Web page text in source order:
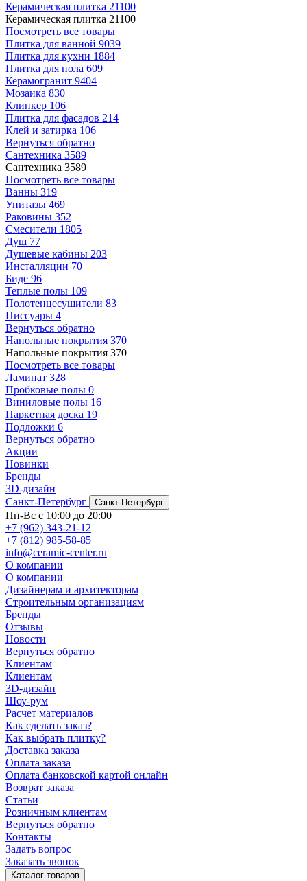
Керамическая плитка 21100
Керамическая плитка 21100
Посмотреть все товары
Плитка для ванной 9039
Плитка для кухни 1884
Плитка для пола 609
Керамогранит 9404
Мозаика 830
Клинкер 106
Плитка для фасадов 214
Клей и затирка 106
Вернуться обратно
Сантехника 3589
Сантехника 3589
Посмотреть все товары
Ванны 319
Унитазы 469
Раковины 352
Смесители 1805
Душ 77
Душевые кабины 203
Инсталляции 70
Биде 96
Теплые полы 109
Полотенцесушители 83
Писсуары 4
Вернуться обратно
Напольные покрытия 370
Напольные покрытия 370
Посмотреть все товары
Ламинат 328
Пробковые полы 0
Виниловые полы 16
Паркетная доска 19
Подложки 6
Вернуться обратно
Акции
Новинки
Бренды
3D-дизайн
Санкт-Петербург
Санкт-Петербург
Пн-Вс с 10:00 до 20:00
+7 (962) 343-21-12
+7 (812) 985-58-85
info@ceramic-center.ru
О компании
О компании
Дизайнерам и архитекторам
Строительным организациям
Бренды
Отзывы
Новости
Вернуться обратно
Клиентам
Клиентам
3D-дизайн
Шоу-рум
Расчет материалов
Как сделать заказ?
Как выбрать плитку?
Доставка заказа
Оплата заказа
Оплата банковской картой онлайн
Возврат заказа
Статьи
Розничным клиентам
Вернуться обратно
Контакты
Задать вопрос
Заказать звонок
Каталог товаров